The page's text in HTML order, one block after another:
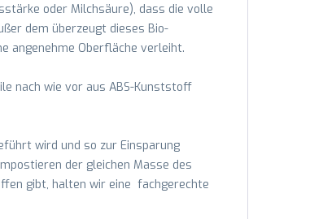
oder Milchsäure), dass die volle
dem überzeugt dieses Bio-
angenehme Oberfläche verleiht.
nach wie vor aus ABS-Kunststoff
wird und so zur Einsparung
der gleichen Masse des
gibt, halten wir eine fachgerechte